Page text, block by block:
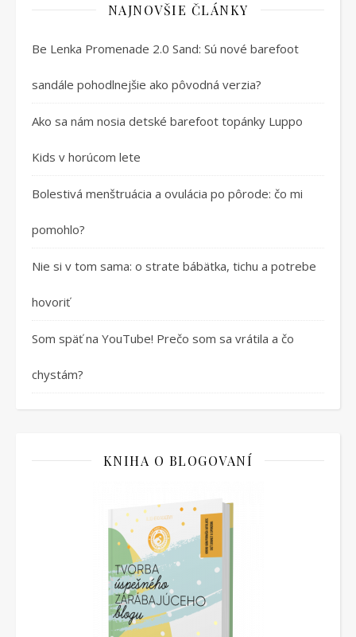
NAJNOVŠIE ČLÁNKY
Be Lenka Promenade 2.0 Sand: Sú nové barefoot
sandále pohodlnejšie ako pôvodná verzia?
Ako sa nám nosia detské barefoot topánky Luppo
Kids v horúcom lete
Bolestivá menštruácia a ovulácia po pôrode: čo mi
pomohlo?
Nie si v tom sama: o strate bábätka, tichu a potrebe
hovoriť
Som späť na YouTube! Prečo som sa vrátila a čo
chystám?
KNIHA O BLOGOVANÍ